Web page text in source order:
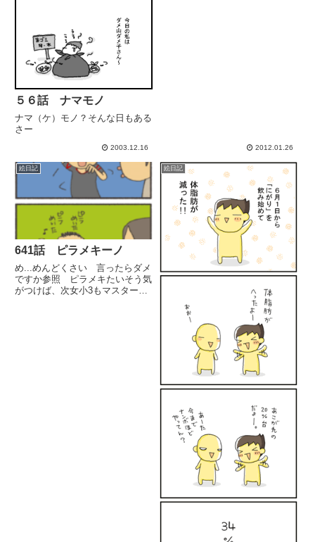
５６話 ナマモノ
ナマ（ケ）モノ？そんな日もある
さー
2003.12.16 2012.01.26
絵日記
641話 ピラメキーノ
め...めんどくさい 言ったらダメ
ですか参照 ピラメキたいそう気
がつけば、次女小3もマスターし
絵日記